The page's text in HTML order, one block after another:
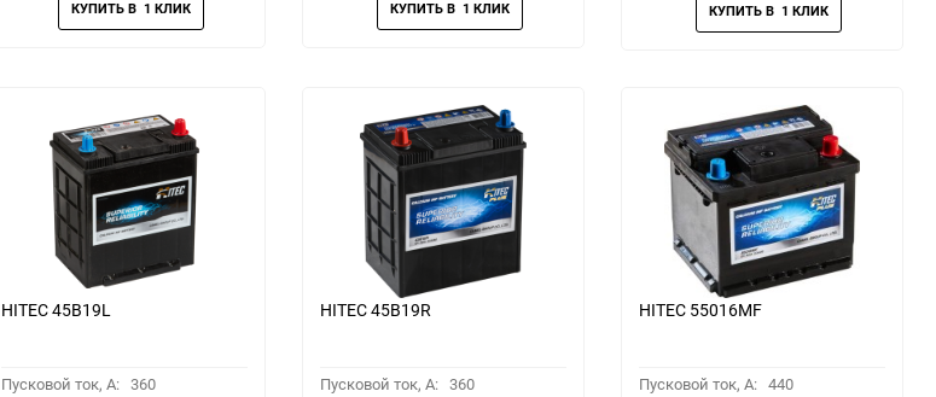
HITEC 45B19L
Пусковой ток, A: 360
HITEC 45B19R
Пусковой ток, A: 360
HITEC 55016MF
Пусковой ток, A: 440